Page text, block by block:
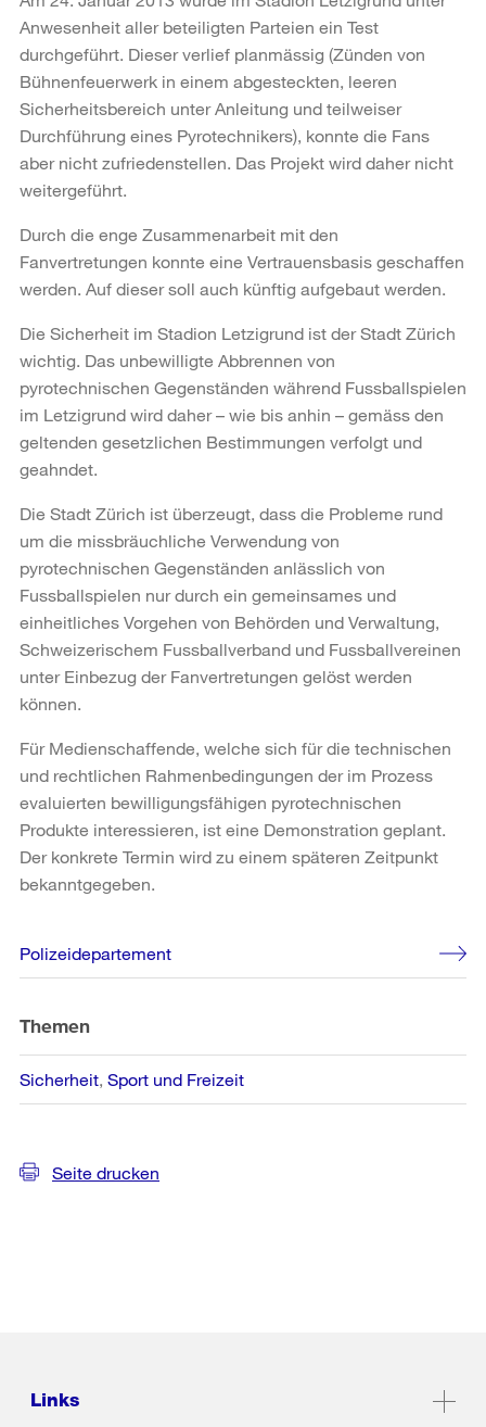
Anwesenheit aller beteiligten Parteien ein Test
durchgeführt. Dieser verlief planmässig (Zünden von
Bühnenfeuerwerk in einem abgesteckten, leeren
Sicherheitsbereich unter Anleitung und teilweiser
Durchführung eines Pyrotechnikers), konnte die Fans
aber nicht zufriedenstellen. Das Projekt wird daher nicht
weitergeführt.
Durch die enge Zusammenarbeit mit den
Fanvertretungen konnte eine Vertrauensbasis geschaffen
werden. Auf dieser soll auch künftig aufgebaut werden.
Die Sicherheit im Stadion Letzigrund ist der Stadt Zürich
wichtig. Das unbewilligte Abbrennen von
pyrotechnischen Gegenständen während Fussballspielen
im Letzigrund wird daher – wie bis anhin – gemäss den
geltenden gesetzlichen Bestimmungen verfolgt und
geahndet.
Die Stadt Zürich ist überzeugt, dass die Probleme rund
um die missbräuchliche Verwendung von
pyrotechnischen Gegenständen anlässlich von
Fussballspielen nur durch ein gemeinsames und
einheitliches Vorgehen von Behörden und Verwaltung,
Schweizerischem Fussballverband und Fussballvereinen
unter Einbezug der Fanvertretungen gelöst werden
können.
Für Medienschaffende, welche sich für die technischen
und rechtlichen Rahmenbedingungen der im Prozess
evaluierten bewilligungsfähigen pyrotechnischen
Produkte interessieren, ist eine Demonstration geplant.
Der konkrete Termin wird zu einem späteren Zeitpunkt
bekanntgegeben.
Weitere
Informationen
Polizeidepartement
Themen
Sicherheit Sport und Freizeit
Seite drucken
Links